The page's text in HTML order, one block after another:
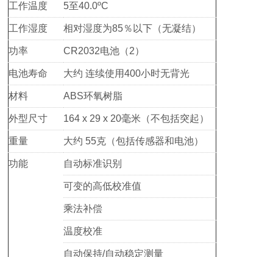
工作温度 5至40.0ºC
工作湿度 相对湿度为85％以下（无凝结）
功率 CR2032电池（2）
电池寿命 大约 连续使用400小时无背光
材料 ABS环氧树脂
外型尺寸 164 x 29 x 20毫米（不包括突起）
重量 大约 55克（包括传感器和电池）
功能 自动标准识别
可变的高低校准值
乘法补偿
温度校准
自动保持/自动稳定测量